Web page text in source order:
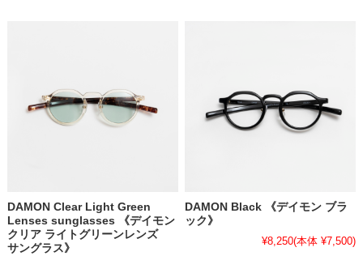
DAMON Clear Light Green
Lenses sunglasses 《デイモン
クリア ライトグリーンレンズ
サングラス》
DAMON Black 《デイモン ブラ
ック》
¥8,250(本体 ¥7,500)